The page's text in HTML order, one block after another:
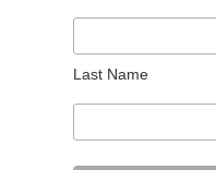
Last Name